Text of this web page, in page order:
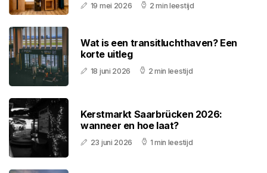
19 mei 2026 2 min leestijd
Wat is een transitluchthaven? Een
korte uitleg
18 juni 2026 2 min leestijd
Kerstmarkt Saarbrücken 2026:
wanneer en hoe laat?
23 juni 2026 1 min leestijd